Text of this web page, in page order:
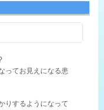
ってお見えになる患
りするようになって